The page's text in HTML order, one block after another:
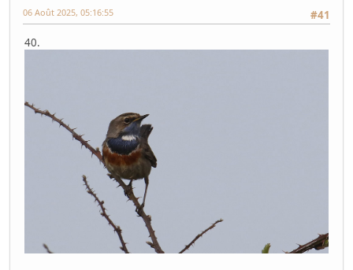
#41
06 Août 2025, 05:16:55
40.